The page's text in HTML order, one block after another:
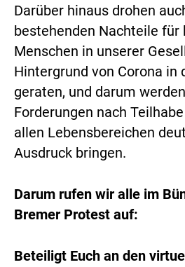
Darüber hinaus drohen
bestehenden Nachteile für
Menschen in unserer
Hintergrund von Corona in
geraten, und darum
Forderungen nach
allen Lebensbereichen
Ausdruck bringen.
Darum rufen wir alle im
Bremer Protest auf:
Beteiligt Euch an den